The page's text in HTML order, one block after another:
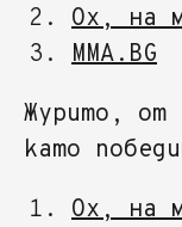
Ох, на
MMA.BG
Журито, от
като
Ох, на